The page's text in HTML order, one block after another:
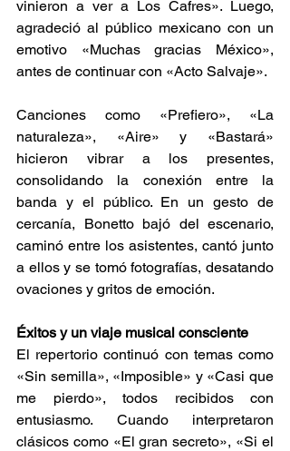
vinieron a ver a Los Cafres». Luego,
agradeció al público mexicano con un
emotivo «Muchas gracias México»,
antes de continuar con «Acto Salvaje».
Canciones como «Prefiero», «La
naturaleza», «Aire» y «Bastará»
hicieron vibrar a los presentes,
consolidando la conexión entre la
banda y el público. En un gesto de
cercanía, Bonetto bajó del escenario,
caminó entre los asistentes, cantó junto
a ellos y se tomó fotografías, desatando
ovaciones y gritos de emoción.
Éxitos y un viaje musical consciente
El repertorio continuó con temas como
«Sin semilla», «Imposible» y «Casi que
me pierdo», todos recibidos con
entusiasmo. Cuando interpretaron
clásicos como «El gran secreto», «Si el